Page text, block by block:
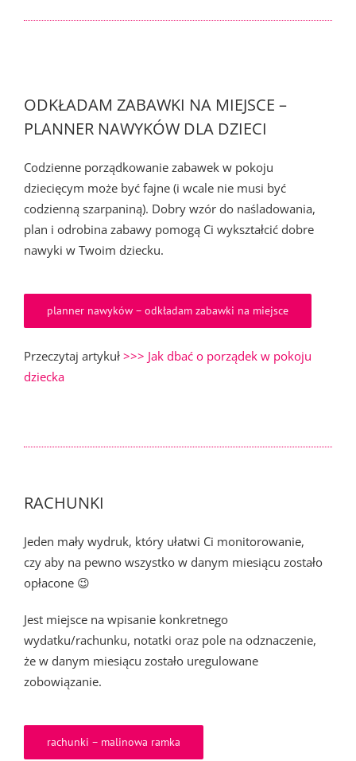
ODKŁADAM ZABAWKI NA MIEJSCE –
PLANNER NAWYKÓW DLA DZIECI
Codzienne porządkowanie zabawek w pokoju
dziecięcym może być fajne (i wcale nie musi być
codzienną szarpaniną). Dobry wzór do naśladowania,
plan i odrobina zabawy pomogą Ci wykształcić dobre
nawyki w Twoim dziecku.
planner nawyków – odkładam zabawki na miejsce
Przeczytaj artykuł >>> Jak dbać o porządek w pokoju
dziecka
RACHUNKI
Jeden mały wydruk, który ułatwi Ci monitorowanie,
czy aby na pewno wszystko w danym miesiącu zostało
opłacone 😉
Jest miejsce na wpisanie konkretnego
wydatku/rachunku, notatki oraz pole na odznaczenie,
że w danym miesiącu zostało uregulowane
zobowiązanie.
rachunki – malinowa ramka